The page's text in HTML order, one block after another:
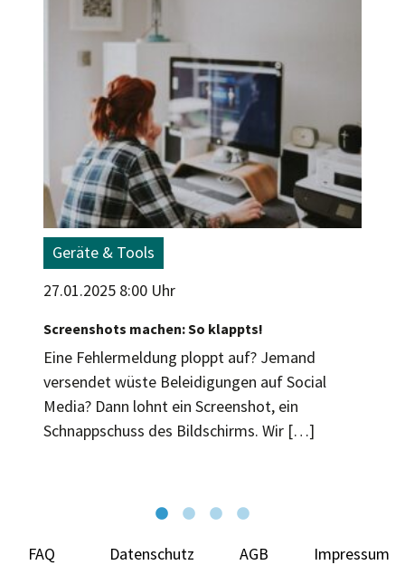
Geräte & Tools
27.01.2025 8:00 Uhr
Screenshots machen: So klappts!
Eine Fehlermeldung ploppt auf? Jemand
versendet wüste Beleidigungen auf Social
Media? Dann lohnt ein Screenshot, ein
Schnappschuss des Bildschirms. Wir […]
FAQ Datenschutz AGB Impressum